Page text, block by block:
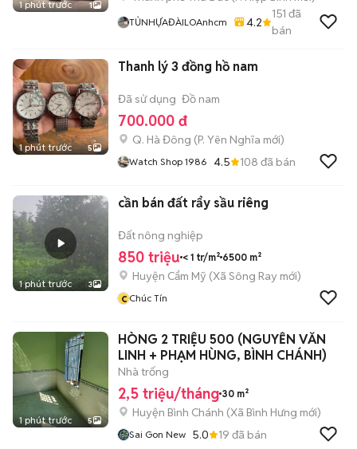
1 phút trước 1
TỦNHỰAĐÀILOAnhcm 4.2
151 đã
bán
1 phút trước 5
Thanh lý 3 đồng hồ nam
Đã sử dụng Đồ nam
700.000 đ
Q. Hà Đông (P. Yên Nghĩa mới)
Watch Shop 1986 4.5 108 đã bán
1 phút trước 3
cần bán đất rẩy sầu riêng
Đất nông nghiệp
850 triệu < 1 tr/m² 6500 m²
Huyện Cẩm Mỹ (Xã Sông Ray mới)
c Chúc Tín
1 phút trước 5
HÒNG 2 TRIỆU 500 (NGUYỄN VĂN
LINH + PHẠM HÙNG, BÌNH CHÁNH)
Nhà trống
2,5 triệu/tháng 30 m²
Huyện Bình Chánh (Xã Bình Hưng mới)
Sai Gon New 5.0 19 đã bán